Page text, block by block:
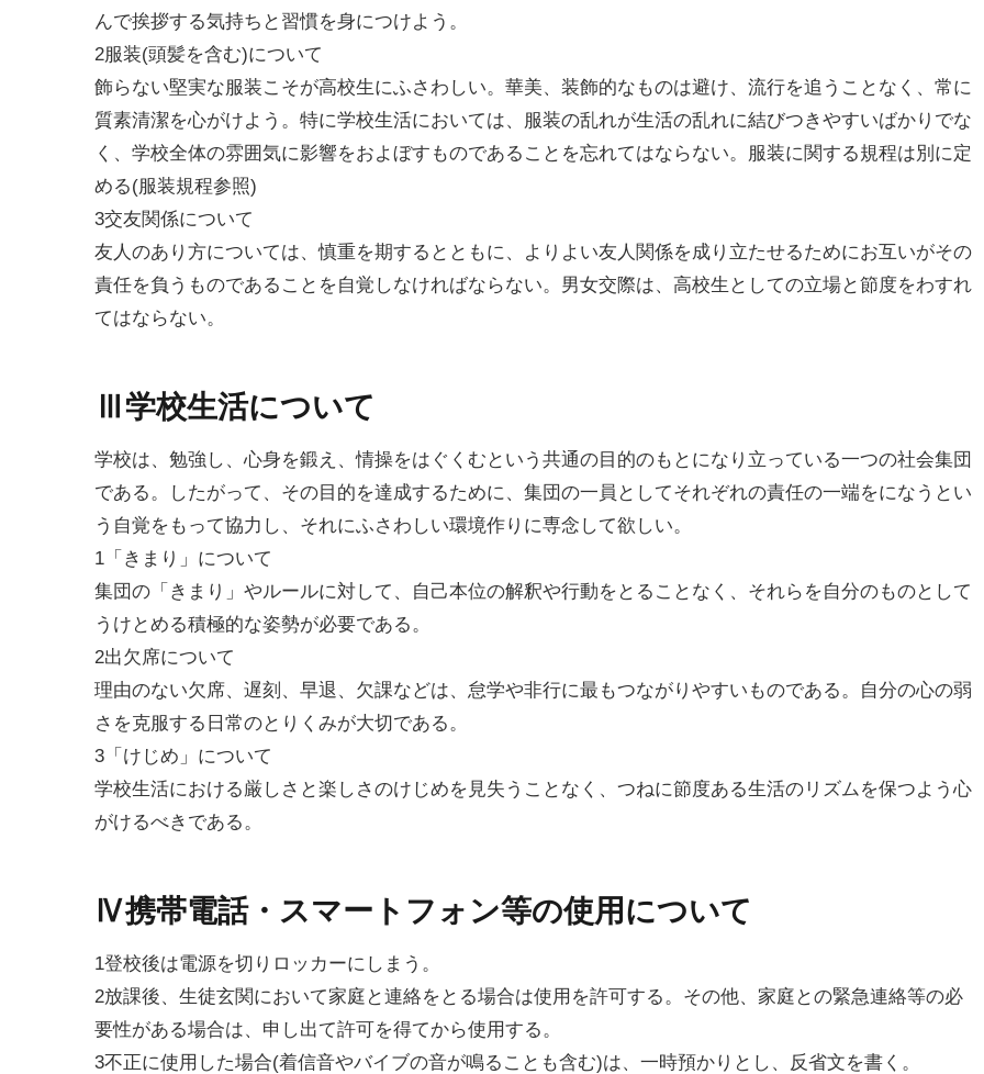
んで挨拶する気持ちと習慣を身につけよう。
2服装(頭髪を含む)について
飾らない堅実な服装こそが高校生にふさわしい。華美、装飾的なものは避け、流行を追うことなく、常に
質素清潔を心がけよう。特に学校生活においては、服装の乱れが生活の乱れに結びつきやすいばかりでな
く、学校全体の雰囲気に影響をおよぼすものであることを忘れてはならない。服装に関する規程は別に定
める(服装規程参照)
3交友関係について
友人のあり方については、慎重を期するとともに、よりよい友人関係を成り立たせるためにお互いがその
責任を負うものであることを自覚しなければならない。男女交際は、高校生としての立場と節度をわすれ
てはならない。
Ⅲ学校生活について
学校は、勉強し、心身を鍛え、情操をはぐくむという共通の目的のもとになり立っている一つの社会集団
である。したがって、その目的を達成するために、集団の一員としてそれぞれの責任の一端をになうとい
う自覚をもって協力し、それにふさわしい環境作りに専念して欲しい。
1「きまり」について
集団の「きまり」やルールに対して、自己本位の解釈や行動をとることなく、それらを自分のものとして
うけとめる積極的な姿勢が必要である。
2出欠席について
理由のない欠席、遅刻、早退、欠課などは、怠学や非行に最もつながりやすいものである。自分の心の弱
さを克服する日常のとりくみが大切である。
3「けじめ」について
学校生活における厳しさと楽しさのけじめを見失うことなく、つねに節度ある生活のリズムを保つよう心
がけるべきである。
Ⅳ携帯電話・スマートフォン等の使用について
1登校後は電源を切りロッカーにしまう。
2放課後、生徒玄関において家庭と連絡をとる場合は使用を許可する。その他、家庭との緊急連絡等の必
要性がある場合は、申し出て許可を得てから使用する。
3不正に使用した場合(着信音やバイブの音が鳴ることも含む)は、一時預かりとし、反省文を書く。